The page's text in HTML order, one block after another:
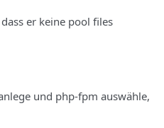
er keine pool files
und php-fpm auswähle,